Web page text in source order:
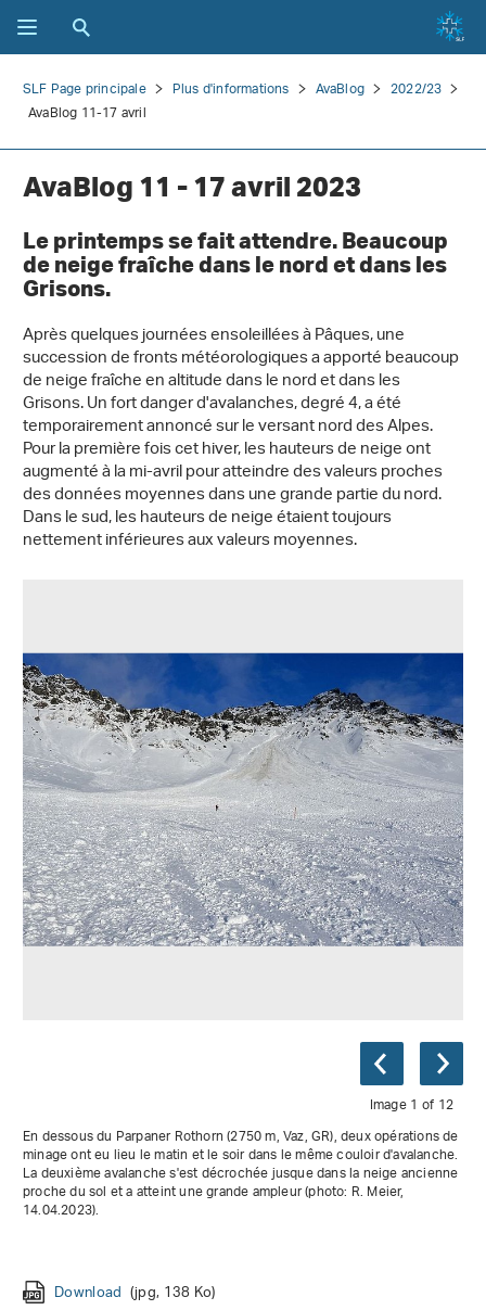
SLF Page principale Plus d'informations AvaBlog
2022/23
AvaBlog 11-17 avril
AvaBlog 11 - 17 avril 2023
Le printemps se fait attendre. Beaucoup
de neige fraîche dans le nord et dans les
Grisons.
Après quelques journées ensoleillées à Pâques, une
succession de fronts météorologiques a apporté beaucoup
de neige fraîche en altitude dans le nord et dans les
Grisons. Un fort danger d'avalanches, degré 4, a été
temporairement annoncé sur le versant nord des Alpes.
Pour la première fois cet hiver, les hauteurs de neige ont
augmenté à la mi-avril pour atteindre des valeurs proches
des données moyennes dans une grande partie du nord.
Dans le sud, les hauteurs de neige étaient toujours
nettement inférieures aux valeurs moyennes.
Image 1 of 12
En dessous du Parpaner Rothorn (2750 m, Vaz, GR), deux opérations de
minage ont eu lieu le matin et le soir dans le même couloir d'avalanche.
La deuxième avalanche s'est décrochée jusque dans la neige ancienne
proche du sol et a atteint une grande ampleur (photo: R. Meier,
14.04.2023).
Download (jpg, 138 Ko)
Download (jpg, 54 Ko)
Download (jpg, 112 Ko)